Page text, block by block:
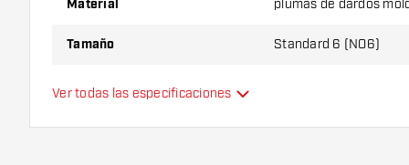
Material plumas de dardos
Tamaño Standard 6 (NO6)
Flexibilidad
Ver todas las especificaciones